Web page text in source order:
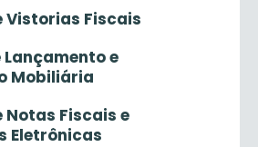
Vistorias Fiscais
e
Mobiliária
Notas Fiscais e
Eletrônicas